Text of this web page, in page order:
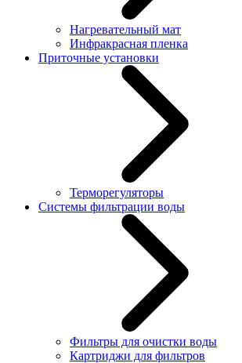
Нагревательный мат
Инфракрасная пленка
Приточные установки
Терморегуляторы
Системы фильтрации воды
Фильтры для очистки воды
Картриджи для фильтров